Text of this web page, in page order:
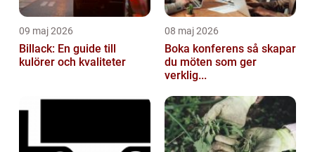
09 maj 2026
Billack: En guide till
kulörer och kvaliteter
08 maj 2026
Boka konferens så skapar
du möten som ger
verklig...